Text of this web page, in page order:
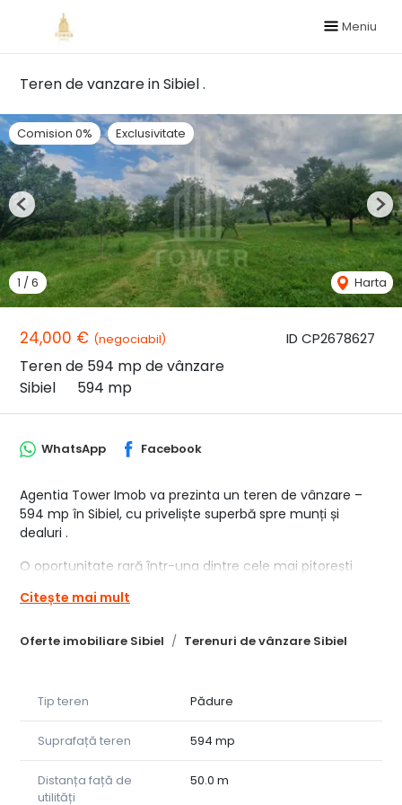
Meniu
Teren de vanzare in Sibiel .
ID CP2678627
24,000 € (negociabil)
Teren de 594 mp de vânzare
Sibiel
594 mp
Comision 0% Exclusivitate
1 /6 Harta
Previous
Oferte imobiliare Sibiel Terenuri de vânzare Sibiel
WhatsApp Facebook
Agentia Tower Imob va prezinta un teren de vânzare –
594 mp în Sibiel, cu priveliște superbă spre munți și
dealuri .
O oportunitate rară într-una dintre cele mai pitorești
renumit pentru frumusețea naturală, tradițiile autentice
panoramă spectaculoasă spre dealurile împădurite din
împrejurimi.
✅ Caracteristici principale:
Suprafață: 594 mp
Citește mai mult
Tip teren Pădure
Suprafață teren 594 mp
Distanța față de
utilități
50.0 m